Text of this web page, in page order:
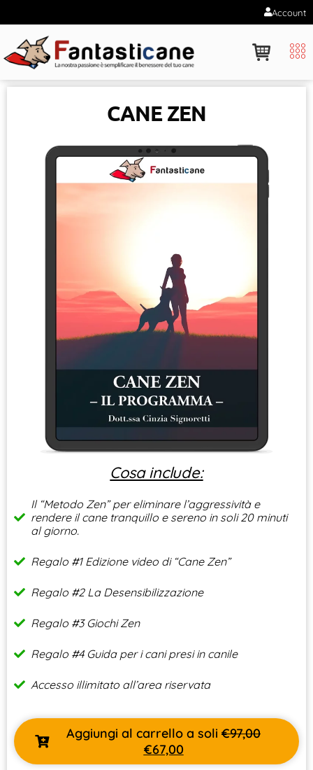
Account
CANE ZEN
Cosa include:
Il “Metodo Zen” per eliminare l’aggressività e
rendere il cane tranquillo e sereno in soli 20 minuti
al giorno.
Regalo #1 Edizione video di “Cane Zen”
Regalo #2 La Desensibilizzazione
Regalo #3 Giochi Zen
Regalo #4 Guida per i cani presi in canile
Accesso illimitato all’area riservata
Aggiungi al carrello a soli €97,00
€67,00